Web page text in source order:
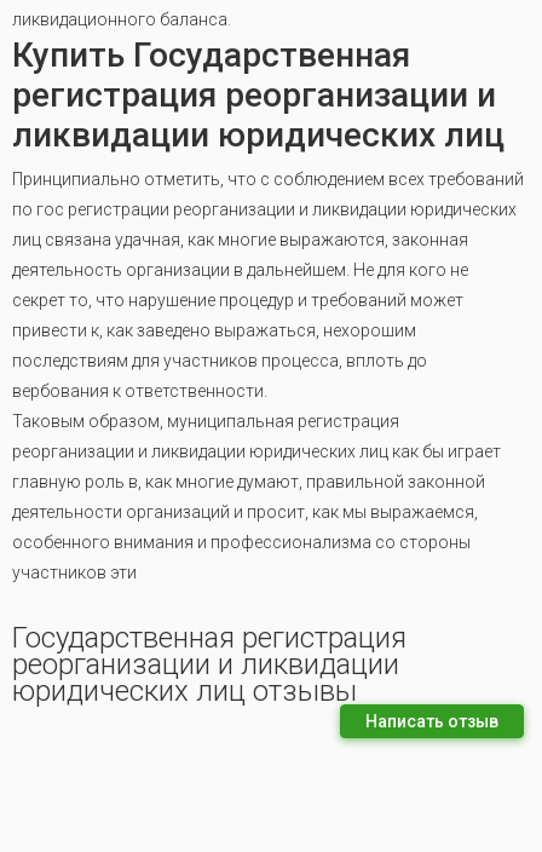
ликвидационного баланса
Купить Государственная
регистрация реорганизации и
ликвидации юридических лиц
Принципиально отметить, что с соблюдением всех требований
по гос регистрации реорганизации и ликвидации юридических
лиц связана удачная, как многие выражаются, законная
деятельность организации в дальнейшем. Не для кого не
секрет то, что нарушение процедур и требований может
привести к, как заведено выражаться, нехорошим
последствиям для участников процесса, вплоть до
вербования к ответственности.
Таковым образом, муниципальная регистрация
реорганизации и ликвидации юридических лиц как бы играет
главную роль в, как многие думают, правильной законной
деятельности организаций и просит, как мы выражаемся,
особенного внимания и профессионализма со стороны
участников эти
Государственная регистрация
реорганизации и ликвидации
юридических лиц отзывы
Написать отзыв